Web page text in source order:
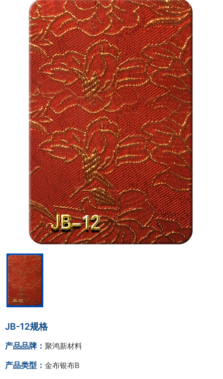
JB-12规格
产品品牌： 聚鸿新材料
产品类型： 金布银布B